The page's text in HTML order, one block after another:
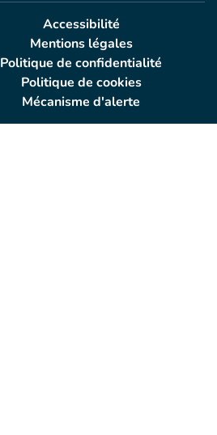
Accessibilité
Mentions légales
Politique de confidentialité
Politique de cookies
Mécanisme d'alerte